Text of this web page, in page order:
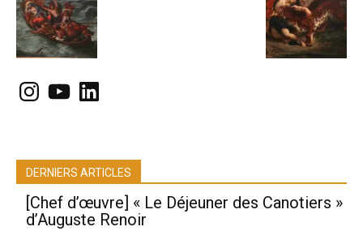
Instagram
YouTubeLinkedIn
DERNIERS ARTICLES
[Chef d’œuvre] « Le Déjeuner des Canotiers »
d’Auguste Renoir